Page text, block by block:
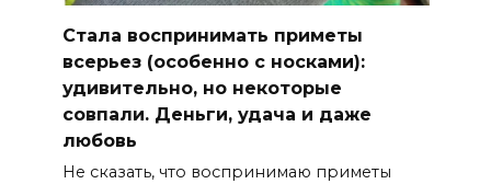
Стала воспринимать приметы
всерьез (особенно с носками):
удивительно, но некоторые
совпали. Деньги, удача и даже
любовь
Не сказать, что воспринимаю приметы